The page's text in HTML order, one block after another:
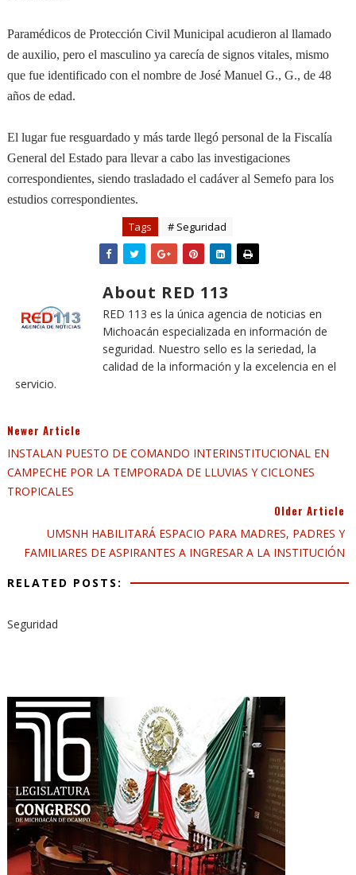
Paramédicos de Protección Civil Municipal acudieron al llamado
de auxilio, pero el masculino ya carecía de signos vitales, mismo
que fue identificado con el nombre de José Manuel G., G., de 48
años de edad.
El lugar fue resguardado y más tarde llegó personal de la Fiscalía
General del Estado para llevar a cabo las investigaciones
correspondientes, siendo trasladado el cadáver al Semefo para los
estudios correspondientes.
Tags # Seguridad
About RED 113
RED 113 es la única agencia de noticias en
Michoacán especializada en información de
seguridad. Nuestro sello es la seriedad, la
calidad de la información y la excelencia en el
servicio.
Newer Article
INSTALAN PUESTO DE COMANDO INTERINSTITUCIONAL EN
CAMPECHE POR LA TEMPORADA DE LLUVIAS Y CICLONES
TROPICALES
Older Article
UMSNH HABILITARÁ ESPACIO PARA MADRES, PADRES Y
FAMILIARES DE ASPIRANTES A INGRESAR A LA INSTITUCIÓN
RELATED POSTS:
Seguridad